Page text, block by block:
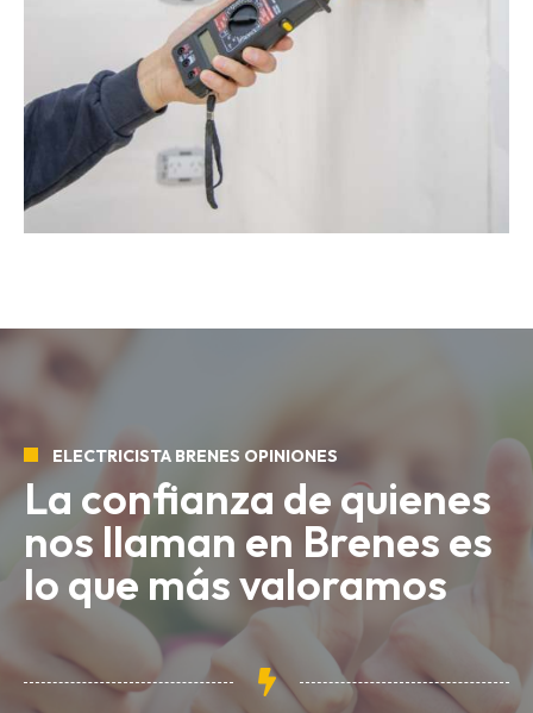
ELECTRICISTA BRENES OPINIONES
La confianza de quienes
nos llaman en Brenes es
lo que más valoramos